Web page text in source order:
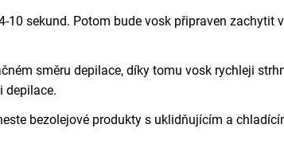
10 sekund. Potom bude vosk připraven zachytit
směru depilace, díky tomu vosk rychleji
depilace.
bezolejové produkty s uklidňujícím a